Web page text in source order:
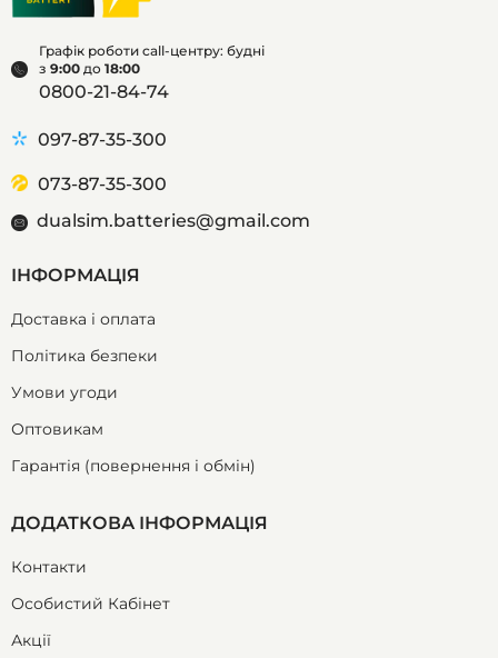
Графік роботи call-центру: будні
з 9:00 до 18:00
0800-21-84-74
097-87-35-300
073-87-35-300
dualsim.batteries@gmail.com
ІНФОРМАЦІЯ
Доставка і оплата
Політика безпеки
Умови угоди
Оптовикам
Гарантія (повернення і обмін)
ДОДАТКОВА ІНФОРМАЦІЯ
Контакти
Особистий Кабінет
Акції